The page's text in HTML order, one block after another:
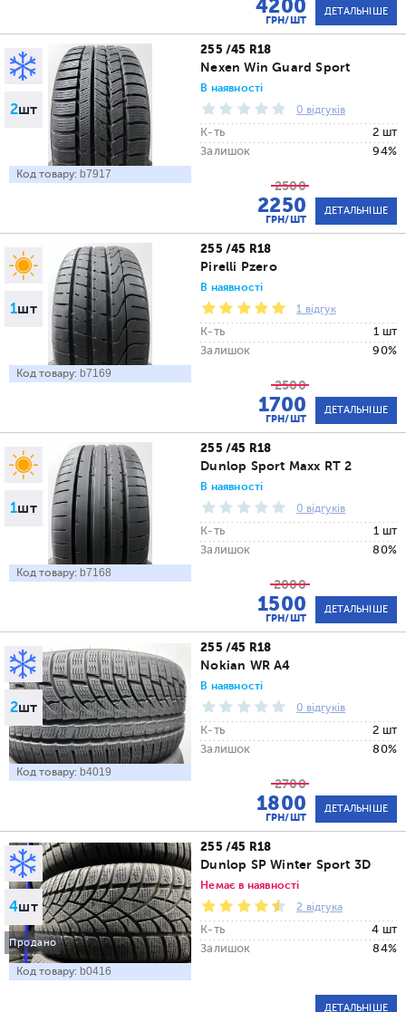
4200
ГРН/ШТ
ДЕТАЛЬНІШЕ
2шт
Код товару: b7917
255 /45 R18
Nexen Win Guard Sport
В наявності
0 відгуків
К-ть
2 шт
Залишок
94%
2500
2250
ГРН/ШТ
ДЕТАЛЬНІШЕ
1шт
Код товару: b7169
255 /45 R18
Pirelli Pzero
В наявності
1 відгук
К-ть
1 шт
Залишок
90%
2500
1700
ГРН/ШТ
ДЕТАЛЬНІШЕ
1шт
Код товару: b7168
255 /45 R18
Dunlop Sport Maxx RT 2
В наявності
0 відгуків
К-ть
1 шт
Залишок
80%
2000
1500
ГРН/ШТ
ДЕТАЛЬНІШЕ
2шт
Код товару: b4019
255 /45 R18
Nokian WR A4
В наявності
0 відгуків
К-ть
2 шт
Залишок
80%
2700
1800
ГРН/ШТ
ДЕТАЛЬНІШЕ
4шт
Продано
Код товару: b0416
255 /45 R18
Dunlop SP Winter Sport 3D
Немає в наявності
2 відгука
К-ть
4 шт
Залишок
84%
ДЕТАЛЬНІШЕ